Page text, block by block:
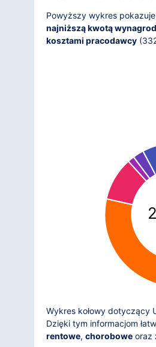
Powyższy wykres
najniższą kwotą
kosztami pracodawcy (
Wykres kołowy dotyczący
Dzięki tym informacjom
rentowe, chorobowe oraz